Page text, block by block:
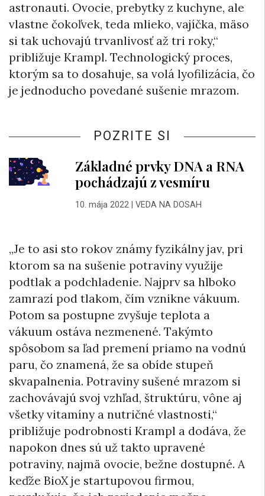
astronauti. Ovocie, prebytky z kuchyne, ale
vlastne čokoľvek, teda mlieko, vajíčka, mäso
si tak uchovajú trvanlivosť až tri roky,“
približuje Krampl. Technologický proces,
ktorým sa to dosahuje, sa volá lyofilizácia, čo
je jednoducho povedané sušenie mrazom.
POZRITE SI
Základné prvky DNA a RNA
pochádzajú z vesmíru
10. mája 2022| VEDA NA DOSAH
„Je to asi sto rokov známy fyzikálny jav, pri
ktorom sa na sušenie potraviny využije
podtlak a podchladenie. Najprv sa hlboko
zamrazí pod tlakom, čím vznikne vákuum.
Potom sa postupne zvyšuje teplota a
vákuum ostáva nezmenené. Takýmto
spôsobom sa ľad premení priamo na vodnú
paru, čo znamená, že sa obíde stupeň
skvapalnenia. Potraviny sušené mrazom si
zachovávajú svoj vzhľad, štruktúru, vône aj
všetky vitamíny a nutričné vlastnosti,“
približuje podrobnosti Krampl a dodáva, že
napokon dnes sú už takto upravené
potraviny, najmä ovocie, bežne dostupné. A
keďže BioX je startupovou firmou,